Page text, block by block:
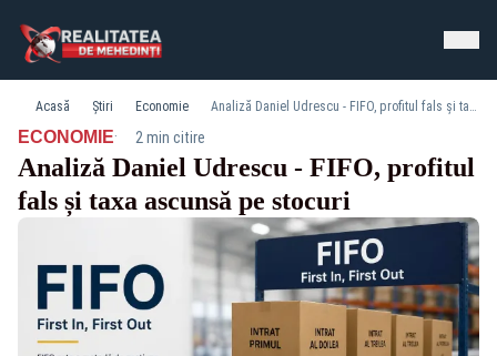
Acasă Știri Economie Analiză Daniel Udrescu - FIFO, profitul fals și taxa ascunsă pe stocuri
ECONOMIE· 2 min citire
Analiză Daniel Udrescu - FIFO, profitul
fals și taxa ascunsă pe stocuri